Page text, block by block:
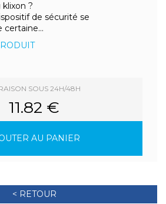
?
de sécurité se
certaine...
SOUS 24H/48H
11.82 €
AU PANIER
< RETOUR